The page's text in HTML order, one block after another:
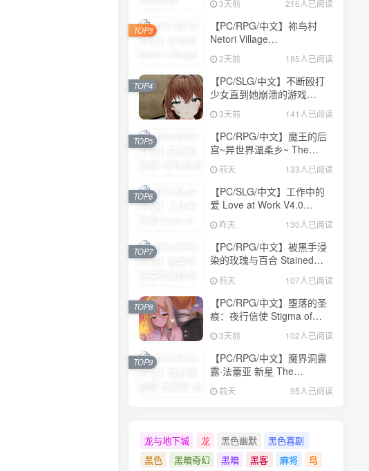
STEAM官方中文版
【4.8GB】
3天前 216人已阅读
【PC/RPG/中文】祢鸟村
Netori Village
Build.24194835 STEAM官
方中文版【540MB】
2天前 185人已阅读
TOP3
【PC/SLG/中文】不断殴打
少女直到她崩溃的游戏
V1.0.0 汉化版【473MB】
3天前 141人已阅读
TOP4
【PC/RPG/中文】魔王的后
宫~异世界温柔乡~ The
Demon King: Harem
Build.24371582 STEAM官
方中文版【1.6GB】
前天 133人已阅读
TOP5
【PC/SLG/中文】工作中的
爱 Love at Work V4.0
STEAM官方中文版
【3.1GB】
昨天 130人已阅读
TOP6
【PC/RPG/中文】被黑手浸
染的玫瑰与百合 Stained
Roses & Lilies
Build.24334183 STEAM官
方中文版【1.9GB】
前天 107人已阅读
TOP7
【PC/RPG/中文】堕落的圣
痕：夜行信使 Stigma of
Corruption: Nightbound
Courier V1.12 汉化版
【2.5GB】
3天前 102人已阅读
TOP8
【PC/RPG/中文】魔界洞露
露·法蕾亚 新星 The
Dungeon of Lulu Farea:
Rebirth V1.01 STEAM官方
前天 95人已阅读
TOP9
龙与地下城 龙 黑色幽默
黑色喜剧
黑色
黑暗奇幻 黑暗 黑客 麻将
鸟